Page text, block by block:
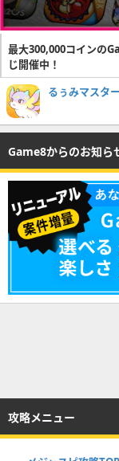
最大300,000コインの
じ開催中！
るぅみマスター
Game8からのお知ら
攻略メニュー